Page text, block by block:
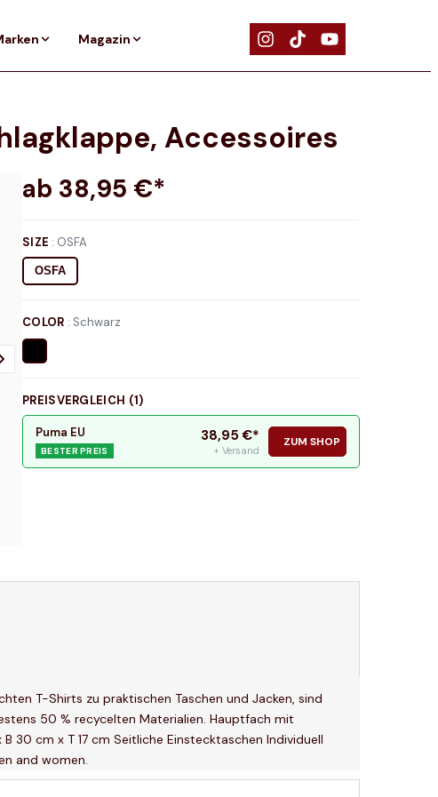
Magazin
Accessoires
ab 38,95 €*
SIZE : OSFA
OSFA
COLOR : Schwarz
PREISVERGLEICH (1)
Puma EU
BESTER PREIS
38,95 €*
+ Versand
ZUM SHOP
T-Shirts zu praktischen Taschen und Jacken, sind
50 % recycelten Materialien. Hauptfach mit
30 cm x T 17 cm Seitliche Einstecktaschen Individuell
and women.